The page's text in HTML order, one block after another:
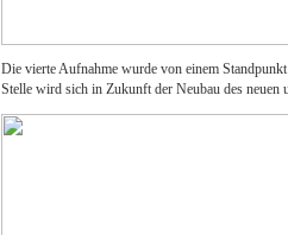
Die vierte Aufnahme wurde von einem
Stelle wird sich in Zukunft der Neubau des neuen